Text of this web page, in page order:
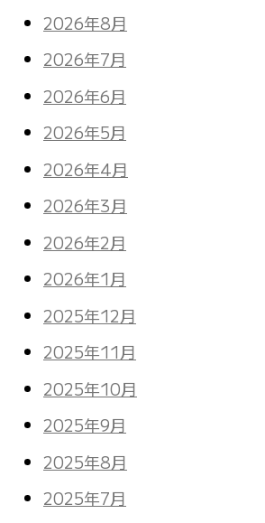
2026年8月
2026年7月
2026年6月
2026年5月
2026年4月
2026年3月
2026年2月
2026年1月
2025年12月
2025年11月
2025年10月
2025年9月
2025年8月
2025年7月